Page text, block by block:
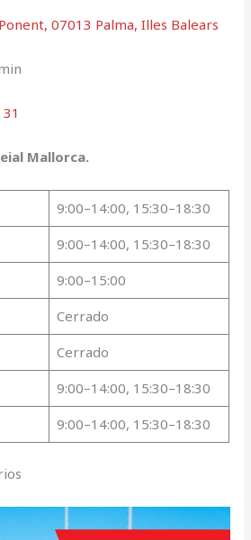
07013 Palma, Illes Balears
Mallorca.
9:00–14:00, 15:30–18:30
9:00–14:00, 15:30–18:30
9:00–15:00
Cerrado
Cerrado
9:00–14:00, 15:30–18:30
9:00–14:00, 15:30–18:30